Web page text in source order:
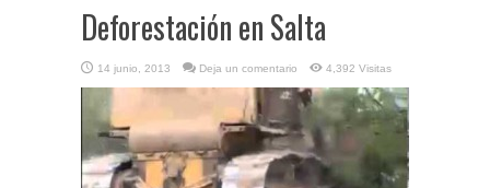
Deforestación en Salta
14 junio, 2013 Deja un comentario 4,392 Visitas